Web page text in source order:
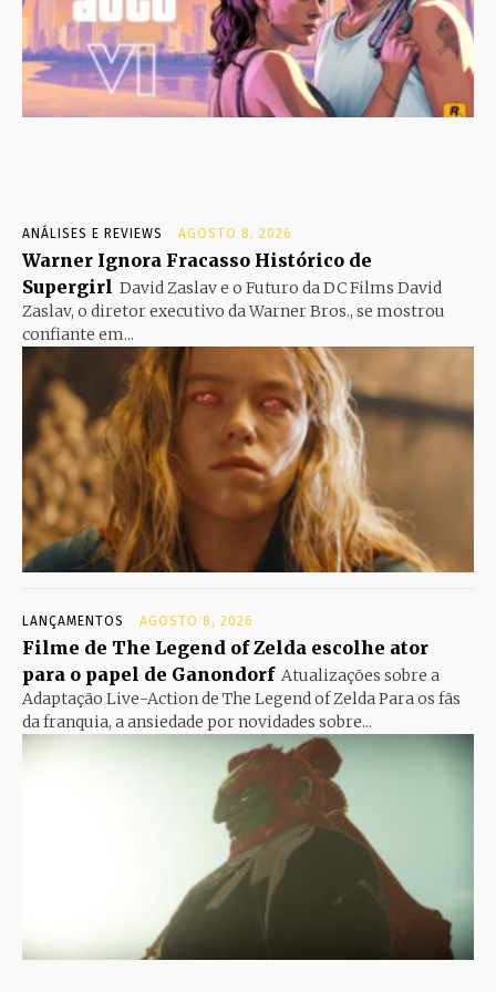
ANÁLISES E REVIEWS AGOSTO 8, 2026
Warner Ignora Fracasso Histórico de
Supergirl David Zaslav e o Futuro da DC Films David
Zaslav, o diretor executivo da Warner Bros., se mostrou
confiante em...
LANÇAMENTOS AGOSTO 8, 2026
Filme de The Legend of Zelda escolhe ator
para o papel de Ganondorf Atualizações sobre a
Adaptação Live-Action de The Legend of Zelda Para os fãs
da franquia, a ansiedade por novidades sobre...